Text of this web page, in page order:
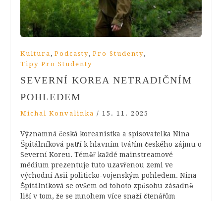
Kultura , Podcasty, Pro Studenty,
Tipy Pro Studenty
SEVERNÍ KOREA NETRADIČNÍM
POHLEDEM
Michal Konvalinka / 15. 11. 2025
Významná česká koreanistka a spisovatelka Nina
Špitálníková patří k hlavním tvářím českého zájmu o
Severní Koreu. Téměř každé mainstreamové
médium prezentuje tuto uzavřenou zemi ve
východní Asii politicko-vojenským pohledem. Nina
Špitálníková se ovšem od tohoto způsobu zásadně
liší v tom, že se mnohem více snaží čtenářům